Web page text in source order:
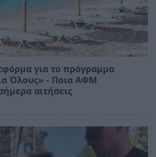
για το πρόγραμμα
Όλους» - Ποια ΑΦΜ
αιτήσεις